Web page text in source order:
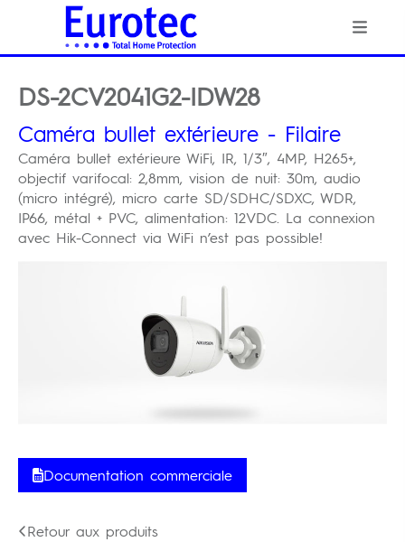
DS-2CV2041G2-IDW28
Caméra bullet extérieure - Filaire
Caméra bullet extérieure WiFi, IR, 1/3″, 4MP, H265+,
objectif varifocal: 2,8mm, vision de nuit: 30m, audio
(micro intégré), micro carte SD/SDHC/SDXC, WDR,
IP66, métal + PVC, alimentation: 12VDC. La connexion
avec Hik-Connect via WiFi n’est pas possible!
Documentation commerciale
Retour aux produits